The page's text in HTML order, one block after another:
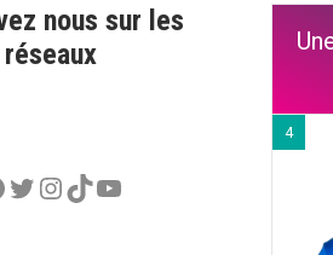
nous sur les
réseaux
Twitter
Instagram
TikTok
YouTube
4